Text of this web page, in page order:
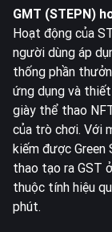
GMT (STEPN)
Hoạt động của
người dùng áp
thống phần
ứng dụng và
giày thể thao
của trò chơi. Với
kiếm được
thao tạo ra GST
thuộc tính hiệu
phút.